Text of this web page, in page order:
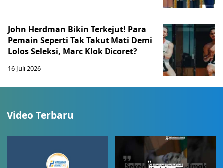
John Herdman Bikin Terkejut! Para
Pemain Seperti Tak Takut Mati Demi
Lolos Seleksi, Marc Klok Dicoret?
16 Juli 2026
Video Terbaru